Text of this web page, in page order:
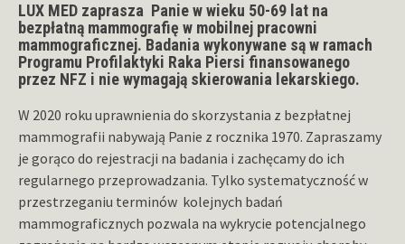
LUX MED zaprasza Panie w wieku 50-69 lat na
bezpłatną mammografię w mobilnej pracowni
mammograficznej. Badania wykonywane są w ramach
Programu Profilaktyki Raka Piersi finansowanego
przez NFZ i nie wymagają skierowania lekarskiego.
W 2020 roku uprawnienia do skorzystania z bezpłatnej
mammografii nabywają Panie z rocznika 1970. Zapraszamy
je gorąco do rejestracji na badania i zachęcamy do ich
regularnego przeprowadzania. Tylko systematyczność w
przestrzeganiu terminów kolejnych badań
mammograficznych pozwala na wykrycie potencjalnego